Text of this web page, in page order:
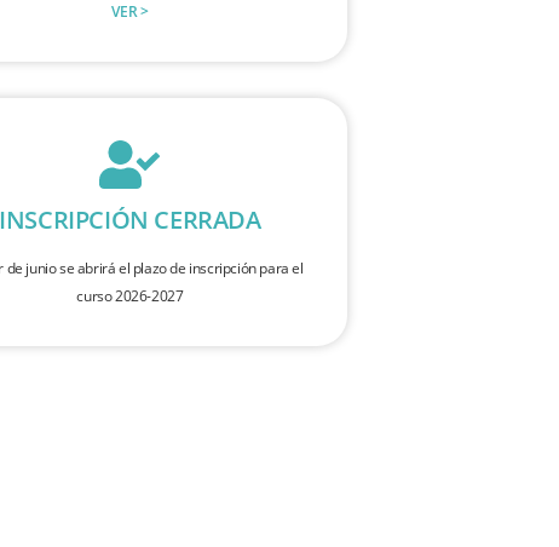
VER >
INSCRIPCIÓN CERRADA
de junio se abrirá el plazo de inscripción para el
curso 2026-2027